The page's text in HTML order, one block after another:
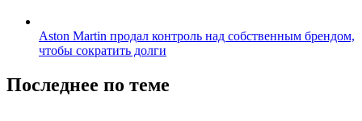
Aston Martin продал контроль над собственным брендом,
чтобы сократить долги
Последнее по теме